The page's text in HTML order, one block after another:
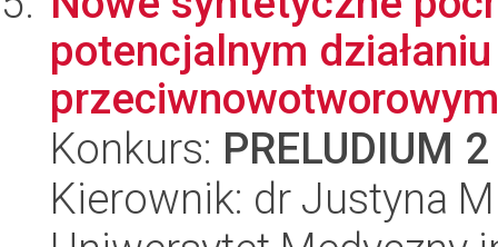
potencjalnym
przeciwnowotworowym
Konkurs: PRELUDIUM 2
Kierownik: dr Justyna